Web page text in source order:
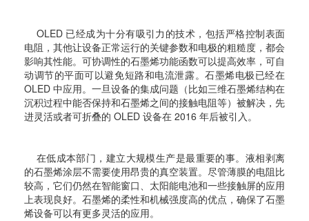
OLED 已经成为十分有吸引力的技术，包括严格控制表面
电阻，其他让设备正常运行的关键参数和电极的粗糙度，都会
影响其性能。可协调性的石墨烯功能函数可以提高效率，可自
动调节的平面可以避免短路和电流泄露。石墨烯电极已经在
OLED 中应用。一旦设备的集成问题（比如三维石墨烯结构在
沉积过程中能否保持和石墨烯之间的接触电阻等）被解决，先
进灵活或者可折叠的 OLED 设备在 2016 年后被引入。
在低成本部门，建立大规模生产是最重要的事。液相剥离
的石墨烯涂层不需要使用昂贵的真空装置。尽管薄膜的电阻比
较高，它们仍然在智能窗口、太阳能电池和一些接触屏的应用
上表现良好。石墨烯的柔性和机械强度高的优点，确保了石墨
烯设备可以有更多灵活的应用。